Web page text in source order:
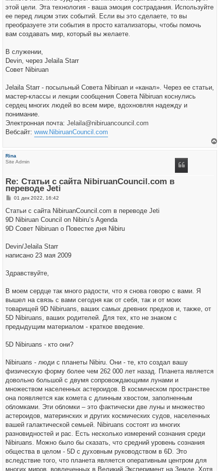
этой цели. Эта технология - ваша эмоция сострадания. Используйте
ее перед лицом этих событий. Если вы это сделаете, то вы
преобразуете эти события в просто катализаторы, чтобы помочь
вам создавать мир, который вы желаете.
В служении,
Devin, через Jelaila Starr
Совет Nibiruan
Jelaila Starr - посыльный Совета Nibiruan и «канал». Через ее статьи,
мастер-классы и лекции сообщения Совета Nibiruan коснулись
сердец многих людей во всем мире, вдохновляя надежду и
понимание.
Электронная почта: Jelaila@nibiruancouncil.com
Вебсайт: www.NibiruanCouncil.com
Rina
Site Admin
Re: Статьи с сайта NibiruanCouncil.com в
переводе Jeti
С
о
щ
е
е
01 дек 2022, 16:42
Статьи с сайта NibiruanCouncil.com в переводе Jeti
9D Nibiruan Council on Nibiru’s Agenda
9D Совет Nibiruan о Повестке дня Nibiru
Devin/Jelaila Starr
написано 23 мая 2009
Здравствуйте,
В моем сердце так много радости, что я снова говорю с вами. Я
вышел на связь с вами сегодня как от себя, так и от моих
товарищей 9D Nibiruans, ваших самых древних предков и, также, от
5D Nibiruans, ваших родителей. Для тех, кто не знаком с
предыдущим материалом - краткое введение.
5D Nibiruans - кто они?
Nibiruans - люди с планеты Nibiru. Они - те, кто создал вашу
физическую форму более чем 262 000 лет назад. Планета является
довольно большой с двумя сопровождающими лунами и
множеством населенных астероидов. В космическом пространстве
она появляется как комета с длинным хвостом, заполненным
обломками. Эти обломки – это фактически две луны и множество
астероидов, материнских и других космических судов, населенных
вашей галактической семьей. Nibiruans состоят из многих
разновидностей и рас. Есть несколько измерений сознания среди
Nibiruans. Можно было бы сказать, что средний уровень сознания
общества в целом - 5D с духовным руководством в 6D. Это
вследствие того, что планета является оперативным центром для
многих миров, вовлеченных в Великий Эксперимент на Земле. Хотя